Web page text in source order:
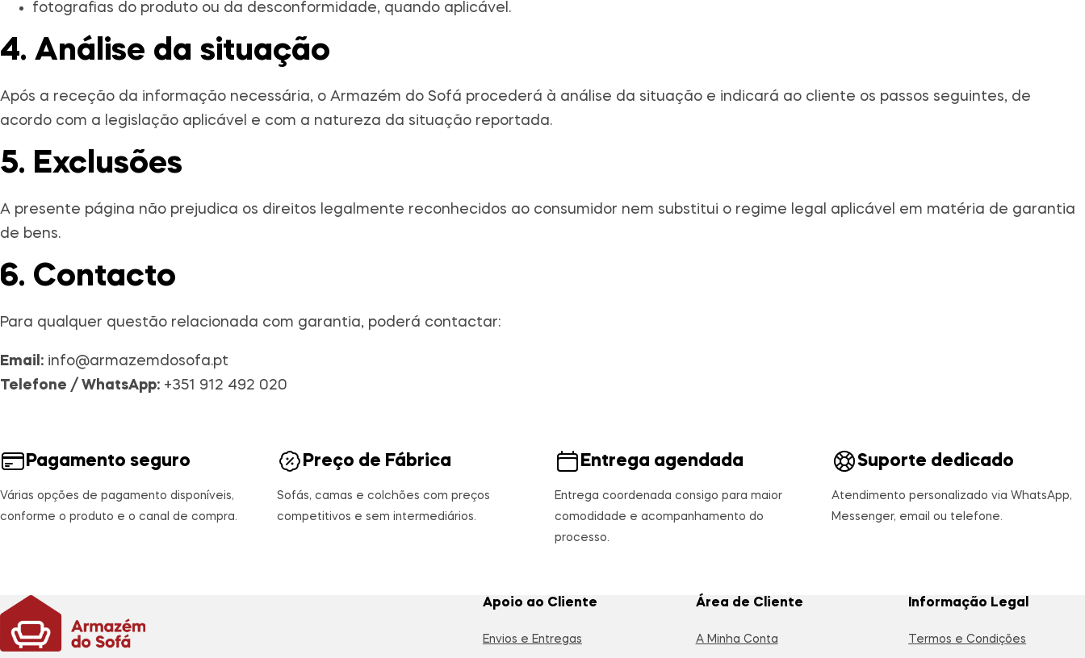
fotografias do produto ou da desconformidade, quando aplicável.
4. Análise da situação
Após a receção da informação necessária, o Armazém do Sofá procederá à análise da situação e indicará ao cliente os passos seguintes, de
acordo com a legislação aplicável e com a natureza da situação reportada.
5. Exclusões
A presente página não prejudica os direitos legalmente reconhecidos ao consumidor nem substitui o regime legal aplicável em matéria de garantia
de bens.
6. Contacto
Para qualquer questão relacionada com garantia, poderá contactar:
Email: info@armazemdosofa.pt
Telefone / WhatsApp: +351 912 492 020
Pagamento seguro
Várias opções de pagamento disponíveis,
conforme o produto e o canal de compra.
Preço de Fábrica
Sofás, camas e colchões com preços
competitivos e sem intermediários.
Entrega agendada
Entrega coordenada consigo para maior
comodidade e acompanhamento do
processo.
Suporte dedicado
Atendimento personalizado via WhatsApp,
Messenger, email ou telefone.
Apoio ao Cliente
Envios e Entregas
Área de Cliente
A Minha Conta
Informação Legal
Termos e Condições